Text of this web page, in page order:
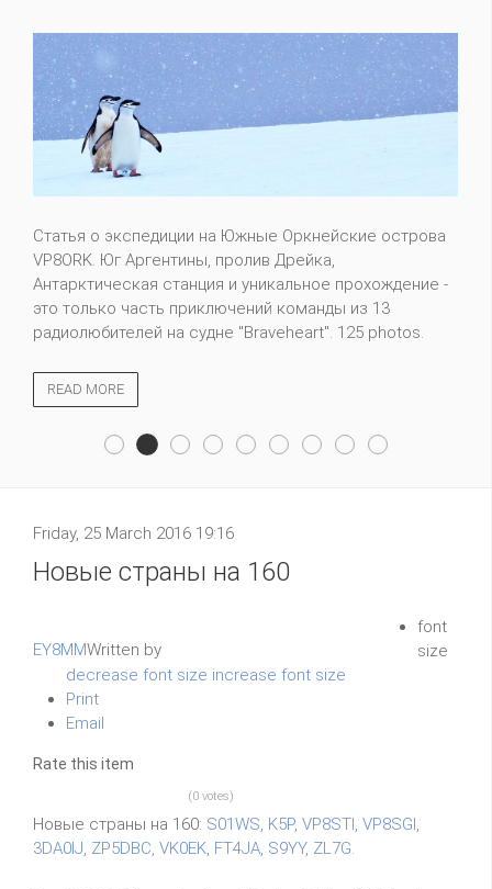
Статья о экспедиции на Южные Оркнейские острова
VP8ORK. Юг Аргентины, пролив Дрейка,
Антарктическая станция и уникальное прохождение -
это только часть приключений команды из 13
радиолюбителей на судне "Braveheart". 125 photos.
READ MORE
Friday, 25 March 2016 19:16
Новые страны на 160
Written by
EY8MM
font
size
decrease font size increase font size
Print
Email
Rate this item
(0 votes)
Новые страны на 160: S01WS, K5P, VP8STI, VP8SGI,
3DA0IJ, ZP5DBC, VK0EK, FT4JA, S9YY, ZL7G.